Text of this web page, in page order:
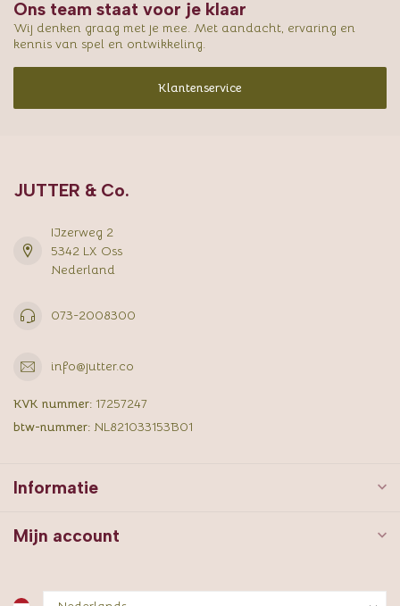
Ons team staat voor je klaar
Wij denken graag met je mee. Met aandacht, ervaring en
kennis van spel en ontwikkeling.
Klantenservice
JUTTER & Co.
IJzerweg 2
5342 LX Oss
Nederland
073-2008300
info@jutter.co
KVK nummer: 17257247
btw-nummer: NL821033153B01
Informatie
Mijn account